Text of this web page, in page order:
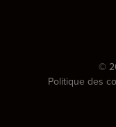
©
Politique des